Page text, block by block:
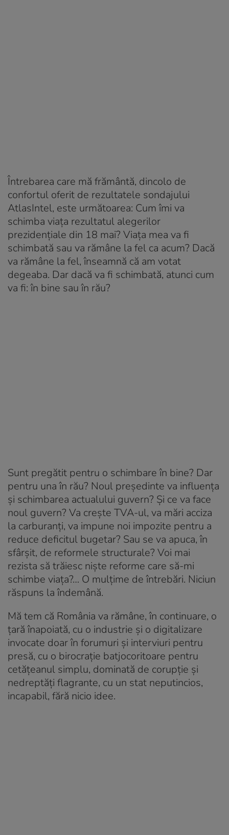
Întrebarea care mă frământă, dincolo de
confortul oferit de rezultatele sondajului
AtlasIntel, este următoarea: Cum îmi va
schimba viața rezultatul alegerilor
prezidențiale din 18 mai? Viața mea va fi
schimbată sau va rămâne la fel ca acum? Dacă
va rămâne la fel, înseamnă că am votat
degeaba. Dar dacă va fi schimbată, atunci cum
va fi: în bine sau în rău?
Sunt pregătit pentru o schimbare în bine? Dar
pentru una în rău? Noul președinte va influența
și schimbarea actualului guvern? Și ce va face
noul guvern? Va crește TVA-ul, va mări acciza
la carburanți, va impune noi impozite pentru a
reduce deficitul bugetar? Sau se va apuca, în
sfârșit, de reformele structurale? Voi mai
rezista să trăiesc niște reforme care să-mi
schimbe viața?… O mulțime de întrebări. Niciun
răspuns la îndemână.
Mă tem că România va rămâne, în continuare, o
țară înapoiată, cu o industrie și o digitalizare
invocate doar în forumuri și interviuri pentru
presă, cu o birocrație batjocoritoare pentru
cetățeanul simplu, dominată de corupție și
nedreptăți flagrante, cu un stat neputincios,
incapabil, fără nicio idee.